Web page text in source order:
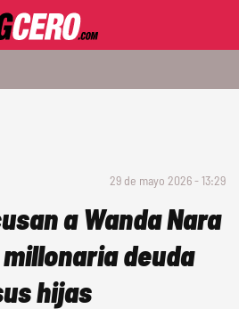
29 de mayo 2026 - 13:29
a Wanda Nara
deuda
hijas